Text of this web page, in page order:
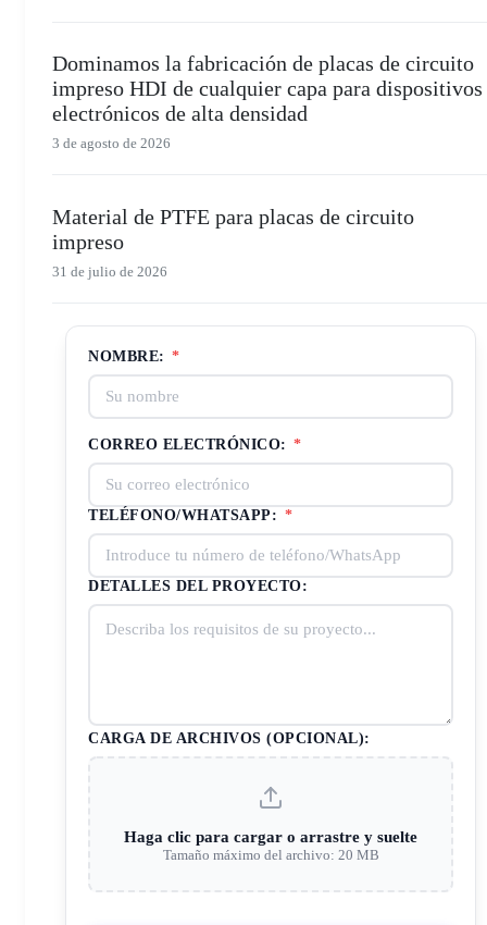
Dominamos la fabricación de placas de circuito
impreso HDI de cualquier capa para dispositivos
electrónicos de alta densidad
3 de agosto de 2026
Material de PTFE para placas de circuito
impreso
31 de julio de 2026
NOMBRE: *
CORREO ELECTRÓNICO: *
TELÉFONO/WHATSAPP: *
DETALLES DEL PROYECTO:
CARGA DE ARCHIVOS (OPCIONAL):
Haga clic para cargar o arrastre y suelte
Tamaño máximo del archivo: 20 MB